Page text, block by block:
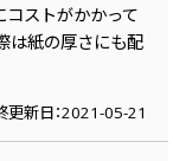
コストがかかって
は紙の厚さにも配
更新日：2021-05-21